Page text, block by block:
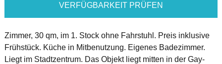
VERFÜGBARKEIT PRÜFEN
Zimmer, 30 qm, im 1. Stock ohne Fahrstuhl. Preis inklusive
Frühstück. Küche in Mitbenutzung. Eigenes Badezimmer.
Liegt im Stadtzentrum. Das Objekt liegt mitten in der Gay-